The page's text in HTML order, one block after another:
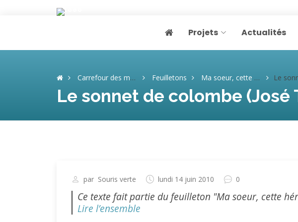
Page home
Projets Actualités
Carrefour des mémoires Feuilletons Ma soeur, cette héroïne (José T.) Le sonnet
Le sonnet de colombe (José
par Souris verte lundi 14 juin 2010 0
Ce texte fait partie du feuilleton "Ma soeur, cette
Lire l’ensemble